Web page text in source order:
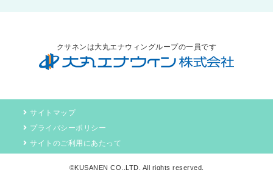
クサネンは大丸エナウィングループの一員です
サイトマップ
プライバシーポリシー
サイトのご利用にあたって
©KUSANEN CO.,LTD. All rights reserved.